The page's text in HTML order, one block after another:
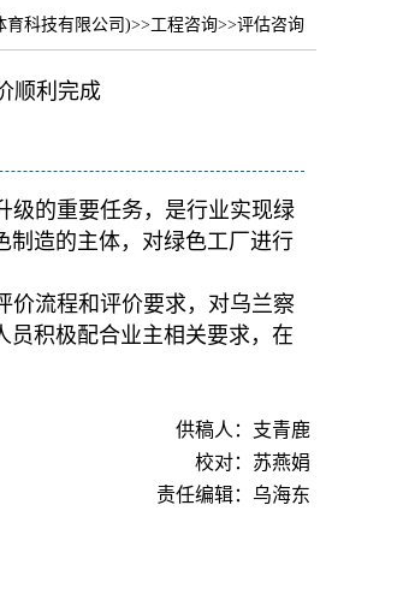
育科技有限公司)>>工程咨询>>评估咨询
顺利完成
级的重要任务，是行业实现绿
制造的主体，对绿色工厂进行
价流程和评价要求，对乌兰察
员积极配合业主相关要求，在
供稿人：支青鹿
校对：苏燕娟
责任编辑：乌海东